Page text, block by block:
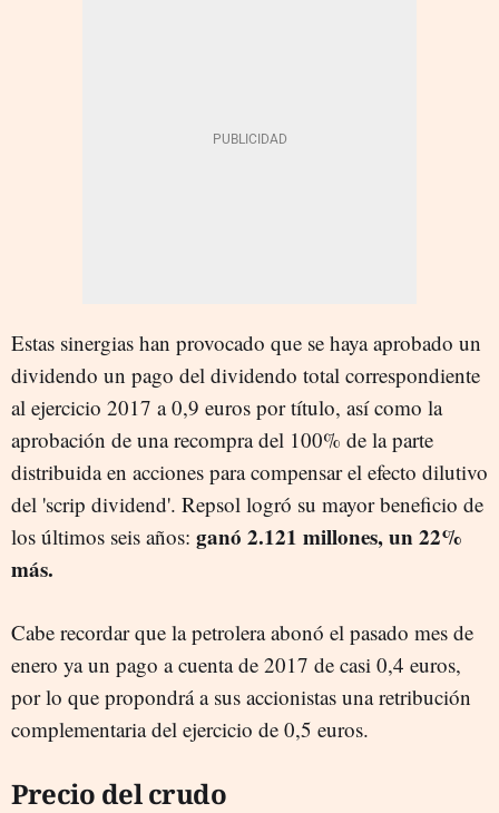
Estas sinergias han provocado que se haya aprobado un
dividendo un pago del dividendo total correspondiente
al ejercicio 2017 a 0,9 euros por título, así como la
aprobación de una recompra del 100% de la parte
distribuida en acciones para compensar el efecto dilutivo
del 'scrip dividend'. Repsol logró su mayor beneficio de
los últimos seis años: ganó 2.121 millones, un 22%
más.
Cabe recordar que la petrolera abonó el pasado mes de
enero ya un pago a cuenta de 2017 de casi 0,4 euros,
por lo que propondrá a sus accionistas una retribución
complementaria del ejercicio de 0,5 euros.
Precio del crudo